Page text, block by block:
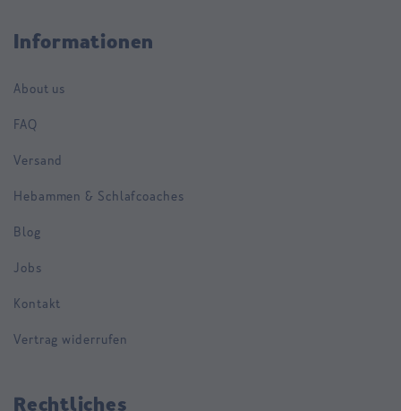
Informationen
About us
FAQ
Versand
Hebammen & Schlafcoaches
Blog
Jobs
Kontakt
Vertrag widerrufen
Rechtliches